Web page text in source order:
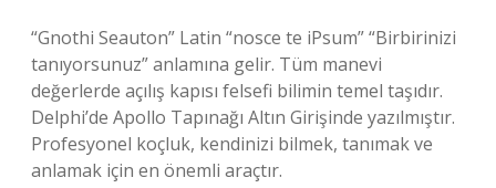
“Gnothi Seauton” Latin “nosce te iPsum” “Birbirinizi
tanıyorsunuz” anlamına gelir. Tüm manevi
değerlerde açılış kapısı felsefi bilimin temel taşıdır.
Delphi’de Apollo Tapınağı Altın Girişinde yazılmıştır.
Profesyonel koçluk, kendinizi bilmek, tanımak ve
anlamak için en önemli araçtır.